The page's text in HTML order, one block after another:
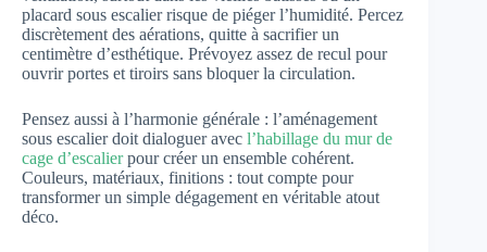
placard sous escalier risque de piéger l’humidité. Percez
discrètement des aérations, quitte à sacrifier un
centimètre d’esthétique. Prévoyez assez de recul pour
ouvrir portes et tiroirs sans bloquer la circulation.
Pensez aussi à l’harmonie générale : l’aménagement
sous escalier doit dialoguer avec l’habillage du mur de
cage d’escalierpour créer un ensemble cohérent.
Couleurs, matériaux, finitions : tout compte pour
transformer un simple dégagement en véritable atout
déco.